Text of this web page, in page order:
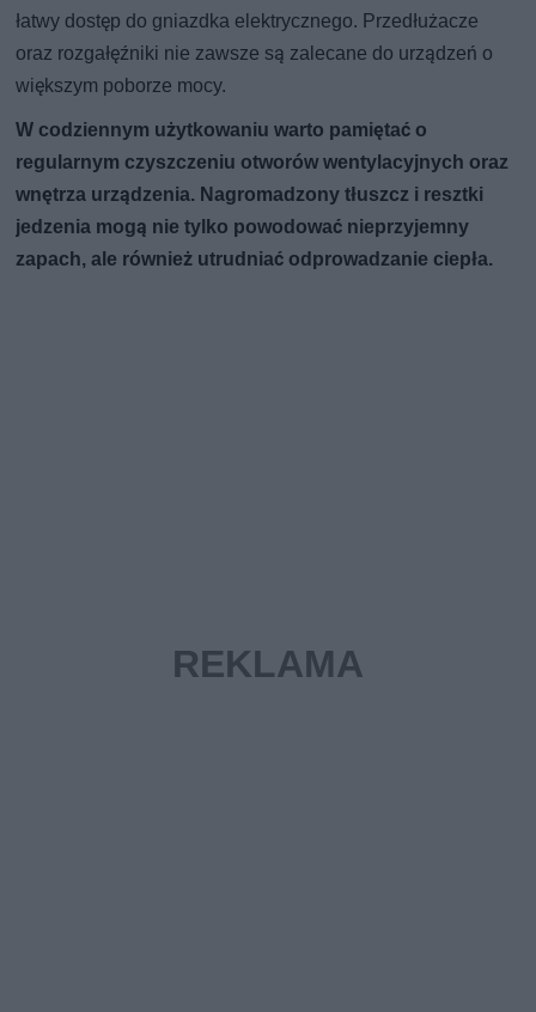
łatwy dostęp do gniazdka elektrycznego. Przedłużacze
oraz rozgałęźniki nie zawsze są zalecane do urządzeń o
większym poborze mocy.
W codziennym użytkowaniu warto pamiętać o
regularnym czyszczeniu otworów wentylacyjnych oraz
wnętrza urządzenia. Nagromadzony tłuszcz i resztki
jedzenia mogą nie tylko powodować nieprzyjemny
zapach, ale również utrudniać odprowadzanie ciepła.